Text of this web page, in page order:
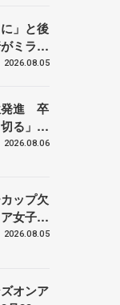
」と後
ミラノ
ンクで
振り返
2026.08.05
発進 卒
る」
SP】
2026.08.06
ップ欠
女子2
2026.08.05
オンア